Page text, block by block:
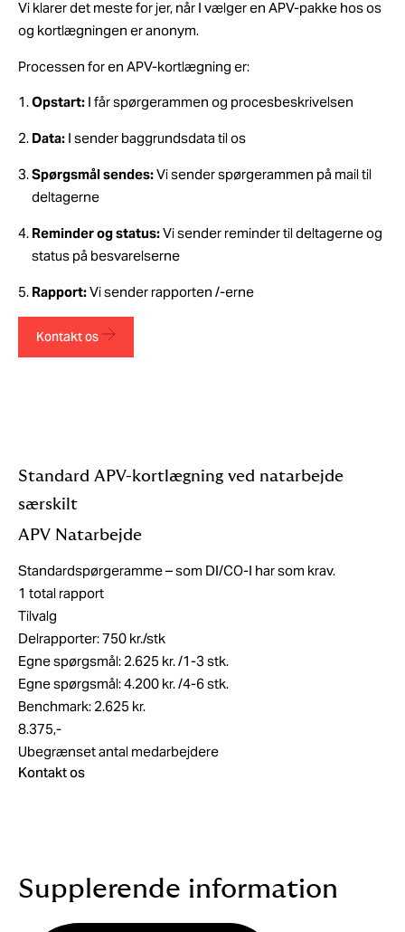
Vi klarer det meste for jer, når I vælger en APV-pakke hos os
og kortlægningen er anonym.
Processen for en APV-kortlægning er:
Opstart: I får spørgerammen og procesbeskrivelsen
Data: I sender baggrundsdata til os
Spørgsmål sendes:Vi sender spørgerammen på mail til
deltagerne
Reminder og status:Vi sender reminder til deltagerne og
status på besvarelserne
Rapport:Vi sender rapporten /-erne
Kontakt os
Standard APV-kortlægning ved natarbejde
særskilt
APV Natarbejde
Standardspørgeramme – som DI/CO-I har som krav.
1 total rapport
Tilvalg
Delrapporter: 750 kr./stk
Egne spørgsmål: 2.625 kr. /1-3 stk.
Egne spørgsmål: 4.200 kr. /4-6 stk.
Benchmark: 2.625 kr.
8.375,-
Ubegrænset antal medarbejdere
Kontakt os
Supplerende information